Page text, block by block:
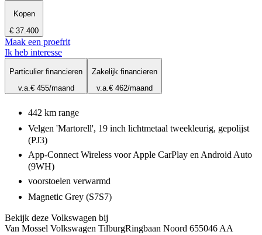
Kopen
€ 37.400
Maak een proefrit
Ik heb interesse
Particulier financieren
v.a.€ 455/maand
Zakelijk financieren
v.a.€ 462/maand
442 km range
Velgen 'Martorell', 19 inch lichtmetaal tweekleurig, gepolijst
(PJ3)
App-Connect Wireless voor Apple CarPlay en Android Auto
(9WH)
voorstoelen verwarmd
Magnetic Grey (S7S7)
Bekijk deze Volkswagen bij
Van Mossel Volkswagen TilburgRingbaan Noord 655046 AA